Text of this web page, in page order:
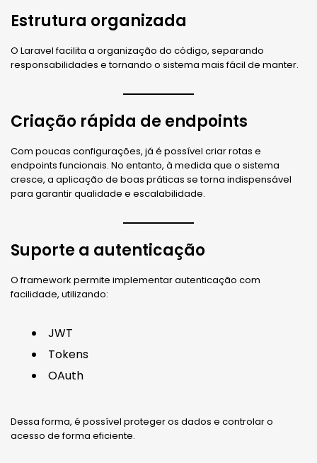
Estrutura organizada
O Laravel facilita a organização do código, separando
responsabilidades e tornando o sistema mais fácil de manter.
Criação rápida de endpoints
Com poucas configurações, já é possível criar rotas e
endpoints funcionais. No entanto, à medida que o sistema
cresce, a aplicação de boas práticas se torna indispensável
para garantir qualidade e escalabilidade.
Suporte a autenticação
O framework permite implementar autenticação com
facilidade, utilizando:
JWT
Tokens
OAuth
Dessa forma, é possível proteger os dados e controlar o
acesso de forma eficiente.